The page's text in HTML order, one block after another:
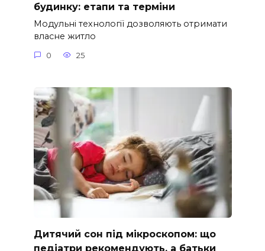
будинку: етапи та терміни
Модульні технології дозволяють отримати
власне житло
0 25
Дитячий сон під мікроскопом: що
педіатри рекомендують, а батьки